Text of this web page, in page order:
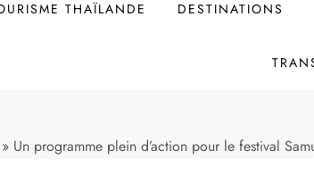
THAÏLANDE DESTINATIONS
» Un programme plein d’action pour le festival